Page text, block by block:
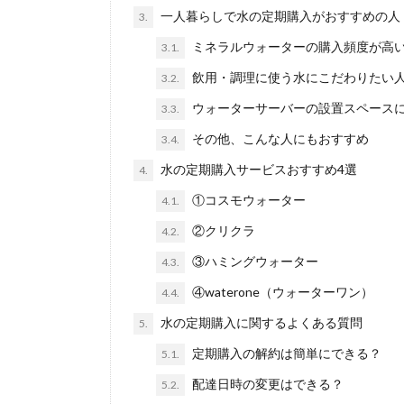
3. 一人暮らしで水の定期購入がおすすめの人
3.1. ミネラルウォーターの購入頻度が高
3.2. 飲用・調理に使う水にこだわりたい人
3.3. ウォーターサーバーの設置スペース
3.4. その他、こんな人にもおすすめ
4. 水の定期購入サービスおすすめ4選
4.1. ①コスモウォーター
4.2. ②クリクラ
4.3. ③ハミングウォーター
4.4. ④waterone（ウォーターワン）
5. 水の定期購入に関するよくある質問
5.1. 定期購入の解約は簡単にできる？
5.2. 配達日時の変更はできる？